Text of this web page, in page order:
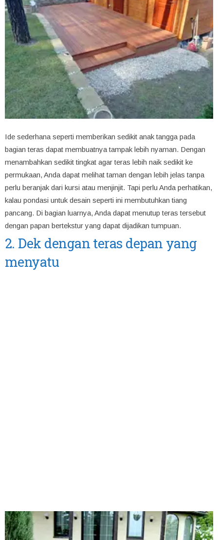
Ide sederhana seperti memberikan sedikit anak tangga pada
bagian teras dapat membuatnya tampak lebih nyaman. Dengan
menambahkan sedikit tingkat agar teras lebih naik sedikit ke
permukaan, Anda dapat melihat taman dengan lebih jelas tanpa
perlu beranjak dari kursi atau menjinjit. Tapi perlu Anda perhatikan,
kalau pondasi untuk desain seperti ini membutuhkan tiang
pancang. Di bagian luarnya, Anda dapat menutup teras tersebut
dengan papan bertekstur yang dapat dijadikan tumpuan.
2. Dek dengan teras depan yang
menyatu